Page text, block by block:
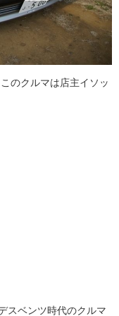
のクルマは店主イソッ
スベンツ時代のクルマ